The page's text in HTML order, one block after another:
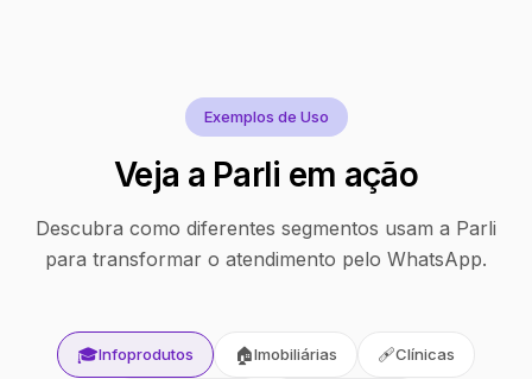
Exemplos de Uso
Veja a Parli em ação
Descubra como diferentes segmentos usam a Parli
para transformar o atendimento pelo WhatsApp.
🎓Infoprodutos 🏠Imobiliárias 🩹Clínicas